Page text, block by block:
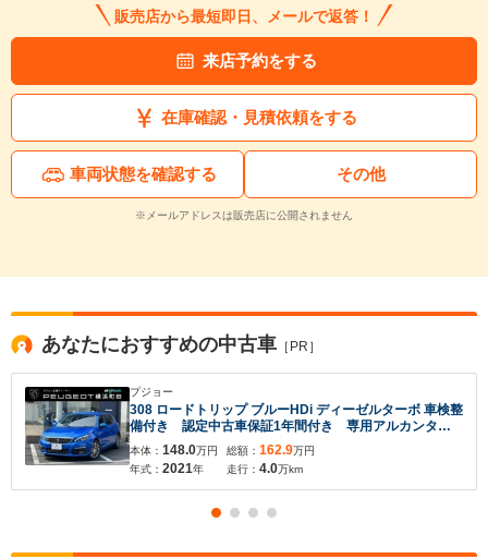
販売店から最短即日、メールで返答！
来店予約をする
在庫確認・見積依頼をする
車両状態を確認する その他
※メールアドレスは販売店に公開されません
あなたにおすすめの中古車 ［PR］
プジョー
308 ロードトリップ ブルーHDi ディーゼルターボ 車検整
備付き 認定中古車保証1年間付き 専用アルカンタラ/
テップレザーシート パークアシスト ブラインドスポ
ットモニターシステム AppleCarPlay/AndroidAuto
フルLEDヘッドライト 16AW
本体： 148.0万円
年式： 2021年
総額： 162.9万円
走行： 4.0万km